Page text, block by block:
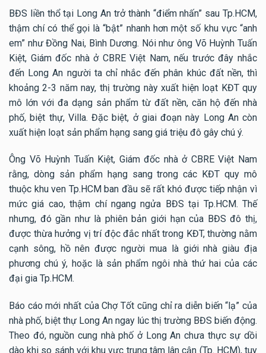
BĐS liền thổ tại Long An trở thành “điểm nhấn” sau Tp.HCM,
thậm chí có thể gọi là “bật” nhanh hơn một số khu vực “anh
em” như Đồng Nai, Bình Dương. Nói như ông Võ Huỳnh Tuấn
Kiệt, Giám đốc nhà ở CBRE Việt Nam, nếu trước đây nhắc
đến Long An người ta chỉ nhắc đến phân khúc đất nền, thì
khoảng 2-3 năm nay, thị trường này xuất hiện loạt KĐT quy
mô lớn với đa dạng sản phẩm từ đất nền, căn hộ đến nhà
phố, biệt thự, Villa. Đặc biệt, ở giai đoạn này Long An còn
xuất hiện loạt sản phẩm hạng sang giá triệu đô gây chú ý.
Ông Võ Huỳnh Tuấn Kiệt, Giám đốc nhà ở CBRE Việt Nam
rằng, dòng sản phẩm hạng sang trong các KĐT quy mô
thuộc khu ven Tp.HCM ban đầu sẽ rất khó được tiếp nhận vì
mức giá cao, thậm chí ngang ngửa BĐS tại Tp.HCM. Thế
nhưng, đó gần như là phiên bản giới hạn của BĐS đô thị,
được thừa hưởng vị trí độc đắc nhất trong KĐT, thường nằm
cạnh sông, hồ nên được người mua là giới nhà giàu địa
phương chú ý, hoặc là sản phẩm ngôi nhà thứ hai của các
đại gia Tp.HCM.
Báo cáo mới nhất của Chợ Tốt cũng chỉ ra diễn biến “lạ” của
nhà phố, biệt thự Long An ngay lúc thị trường BĐS biến động.
Theo đó, nguồn cung nhà phố ở Long An chưa thực sự dồi
dào khi so sánh với khu vực trung tâm lân cận (Tp. HCM), tuy